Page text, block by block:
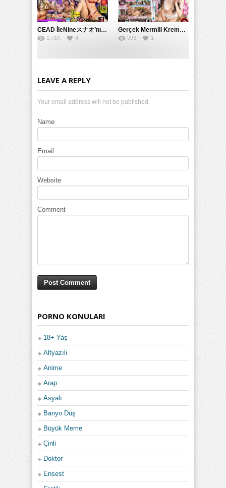
CEAD İleNineスナオ’nın Çılgın ve Seksüel Dünyası: Büyük Kalçalar ve Çılgın İlişkiler
1.71K 4
Gerçek Mermili Kremalı Pasta Büyük Dağıtımı, Ben Herkesin Özel Placesine Hizmet Eden En Üst Düzey Erotik Ürünler Günün Fırsatı
993 1
LEAVE A REPLY
Your email address will not be published.
Name
Email
Website
Comment
PORNO KONULARI
18+ Yaş
Altyazılı
Anime
Arap
Asyalı
Banyo Duş
Büyük Meme
Çinli
Doktor
Ensest